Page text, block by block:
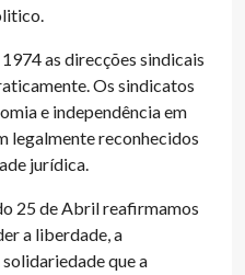
as direcções sindicais
Os sindicatos
e independência em
legalmente reconhecidos
jurídica.
25 de Abril reafirmamos
a liberdade, a
que a